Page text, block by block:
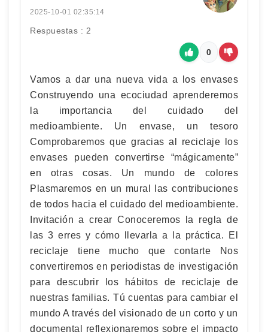
2025-10-01 02:35:14
Respuestas : 2
0
Vamos a dar una nueva vida a los envases
Construyendo una ecociudad aprenderemos
la importancia del cuidado del
medioambiente. Un envase, un tesoro
Comprobaremos que gracias al reciclaje los
envases pueden convertirse “mágicamente”
en otras cosas. Un mundo de colores
Plasmaremos en un mural las contribuciones
de todos hacia el cuidado del medioambiente.
Invitación a crear Conoceremos la regla de
las 3 erres y cómo llevarla a la práctica. El
reciclaje tiene mucho que contarte Nos
convertiremos en periodistas de investigación
para descubrir los hábitos de reciclaje de
nuestras familias. Tú cuentas para cambiar el
mundo A través del visionado de un corto y un
documental reflexionaremos sobre el impacto